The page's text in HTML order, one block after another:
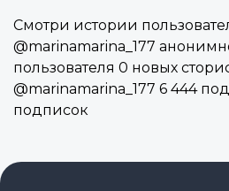
Смотри истории
@marinamarina_177
пользователя 0 новых
@marinamarina_177 6 444
подписок